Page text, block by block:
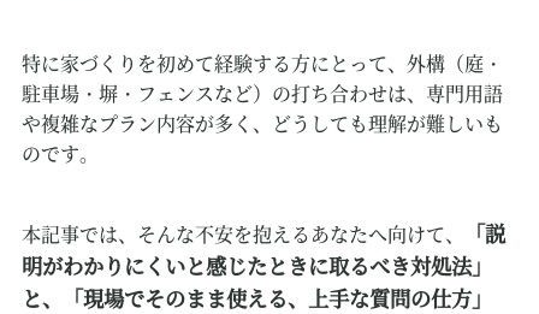
特に家づくりを初めて経験する方にとって、外構（庭・
駐車場・塀・フェンスなど）の打ち合わせは、専門用語
や複雑なプラン内容が多く、どうしても理解が難しいも
のです。
本記事では、そんな不安を抱えるあなたへ向けて、
「説
明がわかりにくいと感じたときに取るべき対処法」
と、「現場でそのまま使える、上手な質問の仕方」